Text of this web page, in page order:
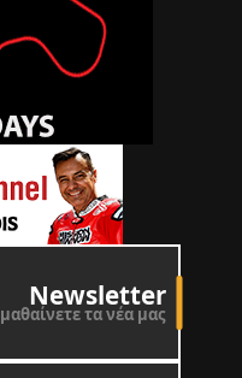
Newsletter
τα νέα μας